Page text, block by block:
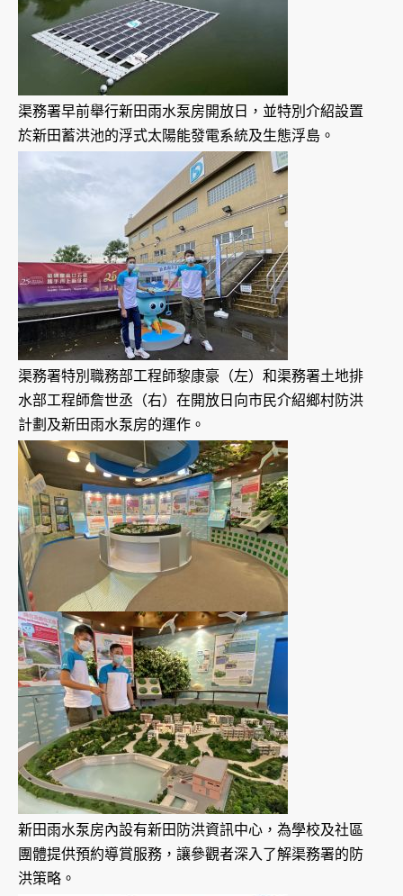
渠務署早前舉行新田雨水泵房開放日，並特別介紹設置
於新田蓄洪池的浮式太陽能發電系統及生態浮島。
渠務署特別職務部工程師黎康豪（左）和渠務署土地排
水部工程師詹世丞（右）在開放日向市民介紹鄉村防洪
計劃及新田雨水泵房的運作。
新田雨水泵房內設有新田防洪資訊中心，為學校及社區
團體提供預約導賞服務，讓參觀者深入了解渠務署的防
洪策略。